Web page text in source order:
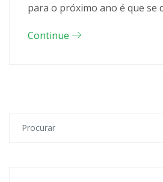
para o próximo ano é que se
Continue